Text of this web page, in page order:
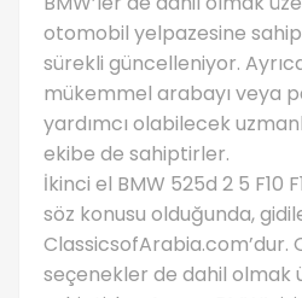
otomobil yelpazesine
sürekli güncelleniyor.
mükemmel arabayı veya
yardımcı olabilecek
ekibe de sahiptirler.
İkinci el BMW 525d 2 5 F10
söz konusu olduğunda,
ClassicsofArabia.com’dur.
seçenekler de dahil olmak